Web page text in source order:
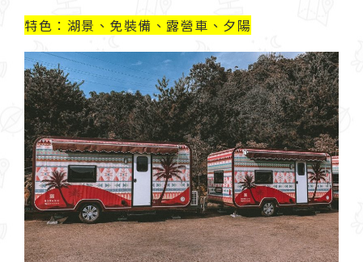
特色：湖景、免裝備、露營車、夕陽